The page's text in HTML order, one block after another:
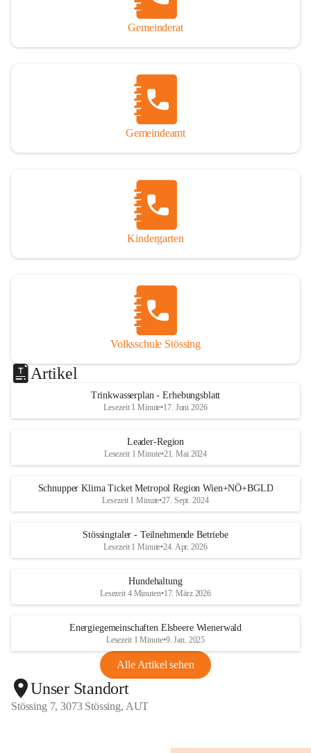
Gemeinderat
Gemeindeamt
Kindergarten
Volksschule Stössing
Artikel
Trinkwasserplan - Erhebungsblatt
Lesezeit 1 Minute•17. Juni 2026
Leader-Region
Lesezeit 1 Minute•21. Mai 2024
Schnupper Klima Ticket Metropol Region Wien+NÖ+BGLD
Lesezeit 1 Minute•27. Sept. 2024
Stössingtaler - Teilnehmende Betriebe
Lesezeit 1 Minute•24. Apr. 2026
Hundehaltung
Lesezeit 4 Minuten•17. März 2026
Energiegemeinschaften Elsbeere Wienerwald
Lesezeit 1 Minute•9. Jan. 2025
Alle Artikel sehen
Unser Standort
Stössing 7, 3073 Stössing, AUT